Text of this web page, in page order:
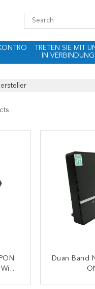
TRETEN SIE MIT
IN VERBINDUNG
Duan Band